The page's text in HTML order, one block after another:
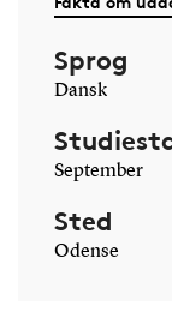
Sprog
Dansk
September
Sted
Odense